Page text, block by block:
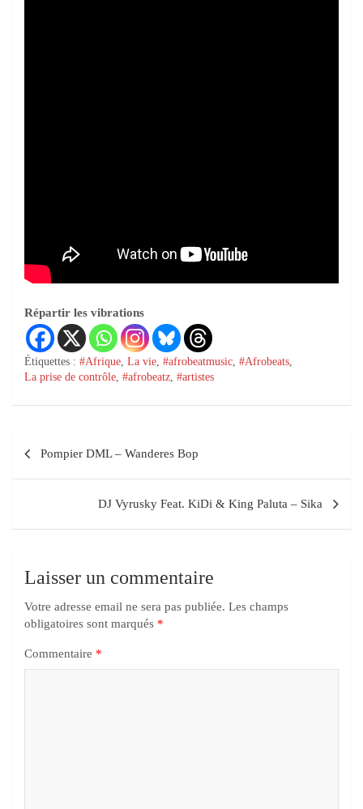
Répartir les vibrations
Étiquettes : #Afrique, La vie, #afrobeatmusic, #Afrobeats,
La prise de contrôle, #afrobeatz, #artistes
Pompier DML – Wanderes Bop
DJ Vyrusky Feat. KiDi & King Paluta – Sika
Laisser un commentaire
Votre adresse email ne sera pas publiée. Les champs
obligatoires sont marqués *
Commentaire *